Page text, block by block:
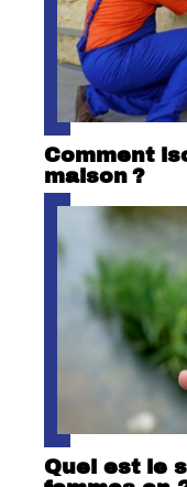
Comment
maison ?
Quel est le